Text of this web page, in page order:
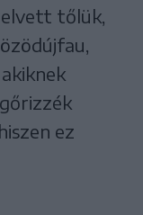
tőlük,
ez